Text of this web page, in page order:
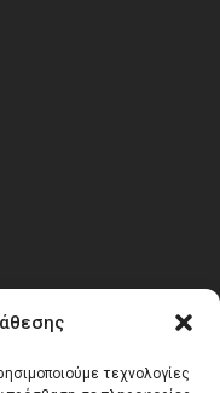
τεχνολογίες